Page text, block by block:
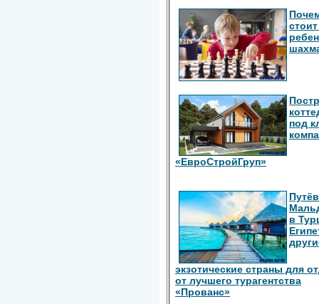
под
«ЕвроСтройГруп»
в
экзотические страны для
от лучшего турагентства
«Прованс»